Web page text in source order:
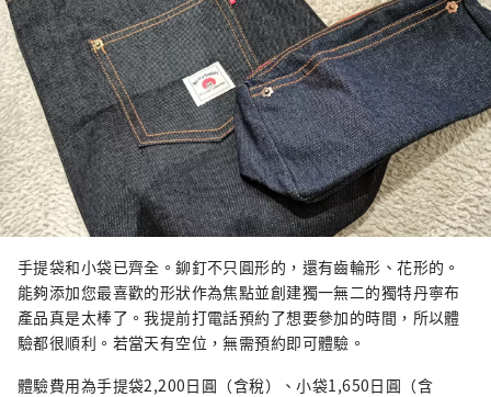
手提袋和小袋已齊全。鉚釘不只圓形的，還有齒輪形、花形的。
能夠添加您最喜歡的形狀作為焦點並創建獨一無二的獨特丹寧布
產品真是太棒了。我提前打電話預約了想要參加的時間，所以體
驗都很順利。若當天有空位，無需預約即可體驗。
體驗費用為手提袋2,200日圓（含稅）、小袋1,650日圓（含